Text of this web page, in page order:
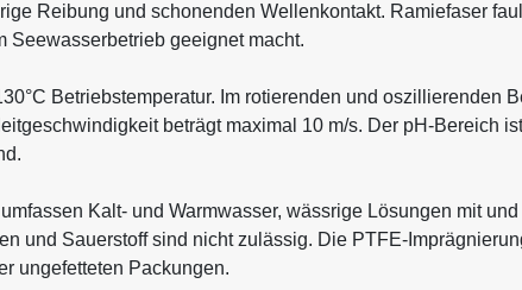
Reibung und schonenden Wellenkontakt. Ramiefaser
Seewasserbetrieb geeignet macht.
Betriebstemperatur. Im rotierenden und oszillierenden
beträgt maximal 10 m/s. Der pH-Bereich
Kalt- und Warmwasser, wässrige Lösungen mit
und Sauerstoff sind nicht zulässig. Die PTFE-
ungefetteten Packungen.